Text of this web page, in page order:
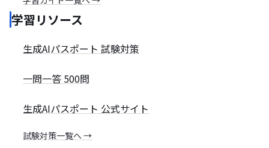
学習リソース
生成AIパスポート 試験対策
一問一答 500問
生成AIパスポート 公式サイト
試験対策一覧へ →